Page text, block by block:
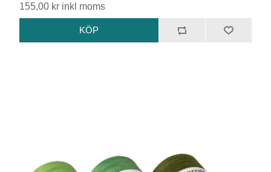
155,00 kr inkl moms